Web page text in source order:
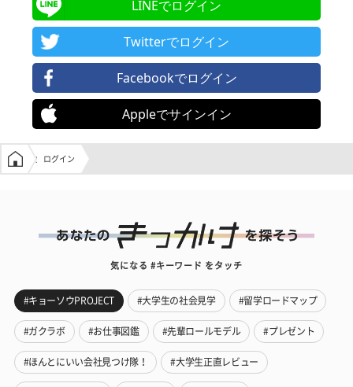
LINEでログイン
Twitterでログイン
Facebookでログイン
Appleでサインイン
学生の窓口トップ
ログイン
気になる #キーワード をタッチ
#キョーソウPROJECT #大学生の社会見学 #留学ロードマップ
#ガクラボ #お仕事図鑑 #先輩ロールモデル #プレゼント
#ほんとにいい会社見つけ隊！ #大学生正直レビュー